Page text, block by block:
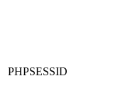
PHPSESSID